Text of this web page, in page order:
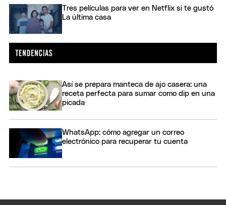
Tres películas para ver en Netflix si te gustó
La última casa
Así se prepara manteca de ajo casera: una
receta perfecta para sumar como dip en una
picada
WhatsApp: cómo agregar un correo
electrónico para recuperar tu cuenta